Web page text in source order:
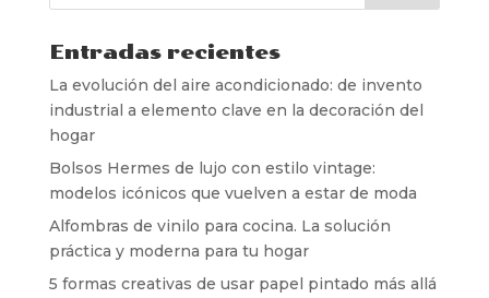
Entradas recientes
La evolución del aire acondicionado: de invento
industrial a elemento clave en la decoración del
hogar
Bolsos Hermes de lujo con estilo vintage:
modelos icónicos que vuelven a estar de moda
Alfombras de vinilo para cocina. La solución
práctica y moderna para tu hogar
5 formas creativas de usar papel pintado más allá